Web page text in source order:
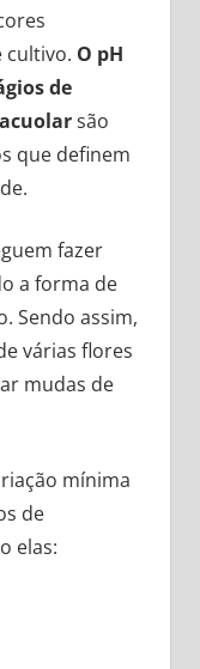
cultivo. O pH
de
são
que definem
fazer
a forma de
Sendo assim,
várias flores
mudas de
mínima
de
elas: